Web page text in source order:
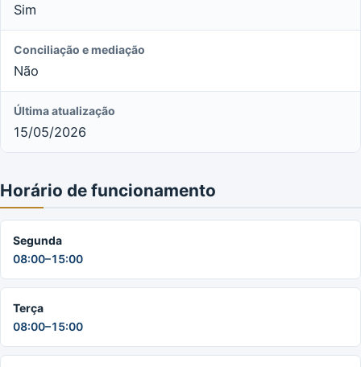
Sim
Conciliação e mediação
Não
Última atualização
15/05/2026
Horário de funcionamento
Segunda
08:00–15:00
Terça
08:00–15:00